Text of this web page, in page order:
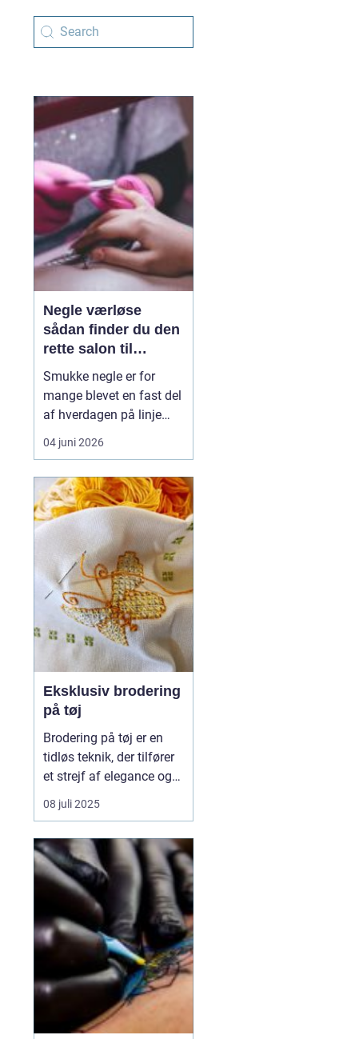
Negle værløse
sådan finder du den
rette salon til
hverdagsvenlige
Smukke negle er for
mange blevet en fast del
af hverdagen på linje
med frisør og hudpleje.
Når man
det sjældent kun om
farve og design. De
fleste ønsker negle, der...
04 juni 2026
Eksklusiv brodering
på tøj
Brodering på tøj er en
tidløs teknik, der tilfører
et strejf af elegance og
individualitet til ethvert
stykke klæde. Denne
vej ind i både hverdags-
og erhvervslivet gennem
sin evne til a...
08 juli 2025